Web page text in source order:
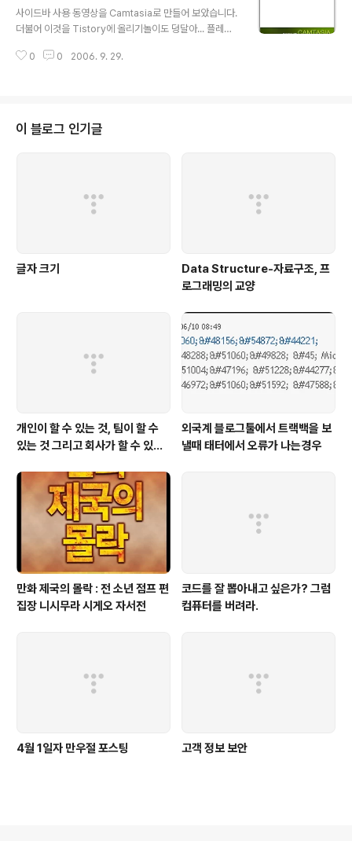
번에 추가된 기능들에 대한 문서작성이겠죠. 플러그인이
더이상 소스코드를 직접 수정하지 않고 설정을 변경할 수
킨을 수정하지 않고 "최신 댓글"을 빼거나 광고 배너를 삽
사이드바 사용 동영상을 Camtasia로 만들어 보았습니다.
더불어 이것을 Tistory에 올리기놀이도 덩달아... 플레이
면이 보이지 않으신다는 분은 스톱 버튼을 누르신 후 플레
0 0 2006. 9. 29.
이 블로그 인기글
글자 크기
Data Structure-자료구조, 프
로그래밍의 교양
개인이 할 수 있는 것, 팀이 할 수
있는 것 그리고 회사가 할 수 있는
외국계 블로그툴에서 트랙백을 보
낼때 태터에서 오류가 나는경우
만화 제국의 몰락 : 전 소년 점프 편
집장 니시무라 시게오 자서전
코드를 잘 뽑아내고 싶은가? 그럼
컴퓨터를 버려라.
4월 1일자 만우절 포스팅 고객 정보 보안